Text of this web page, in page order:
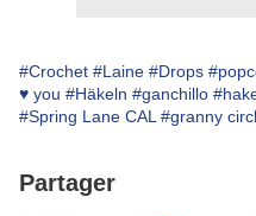
#Crochet #Laine #Drops
♥ you #Häkeln #ganchillo
#Spring Lane CAL #granny
Partager